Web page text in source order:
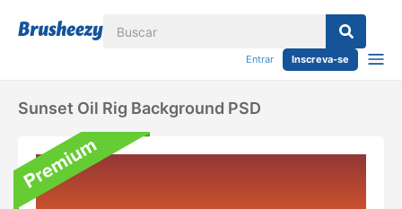
Entrar Inscreva-se
Sunset Oil Rig Background PSD